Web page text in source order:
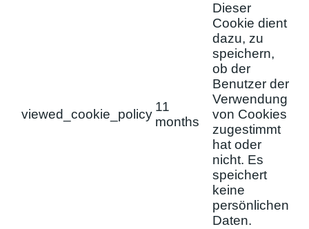
viewed_cookie_policy
11
months
Dieser
Cookie dient
dazu, zu
speichern,
ob der
Benutzer der
Verwendung
von Cookies
zugestimmt
hat oder
nicht. Es
speichert
keine
persönlichen
Daten.